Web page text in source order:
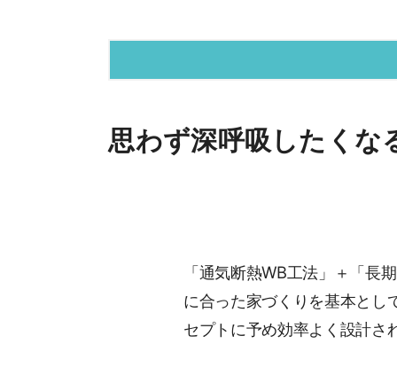
思わず深呼吸したくな
「通気断熱WB工法」＋「長
に合った家づくりを基本とし
セプトに予め効率よく設計さ